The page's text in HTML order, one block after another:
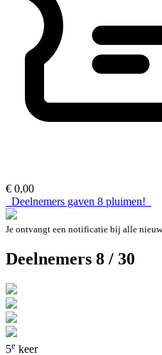
€ 0,00
Deelnemers gaven 8 pluimen!
Je ontvangt een notificatie bij alle
Deelnemers 8 / 30
5e keer